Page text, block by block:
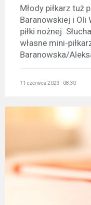
Młody piłkarz tuż
Baranowskiej i Oli
piłki nożnej.
własne mini-
Baranowska/
11 czerwca 2023 - 08:30